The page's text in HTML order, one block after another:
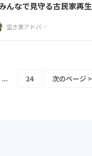
みんなで見守る古民家再生
空き家アドバイザー協議会安曇野支部
... 24 次のページ >